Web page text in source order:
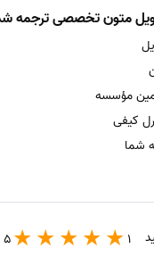
متون تخصصی ترجمه
مؤسسه
کیفی
شما
1
5